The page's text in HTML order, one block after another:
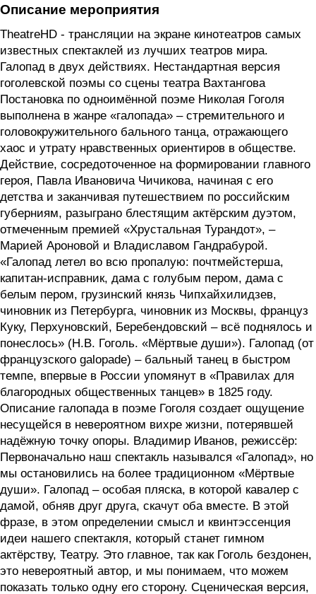
Описание мероприятия
TheatreHD - трансляции на экране кинотеатров самых
известных спектаклей из лучших театров мира.
Галопад в двух действиях. Нестандартная версия
гоголевской поэмы со сцены театра Вахтангова
Постановка по одноимённой поэме Николая Гоголя
выполнена в жанре «галопада» – стремительного и
головокружительного бального танца, отражающего
хаос и утрату нравственных ориентиров в обществе.
Действие, сосредоточенное на формировании главного
героя, Павла Ивановича Чичикова, начиная с его
детства и заканчивая путешествием по российским
губерниям, разыграно блестящим актёрским дуэтом,
отмеченным премией «Хрустальная Турандот», –
Марией Ароновой и Владиславом Гандрабурой.
«Галопад летел во всю пропалую: почтмейстерша,
капитан-исправник, дама с голубым пером, дама с
белым пером, грузинский князь Чипхайхилидзев,
чиновник из Петербурга, чиновник из Москвы, француз
Куку, Перхуновский, Беребендовский – всё поднялось и
понеслось» (Н.В. Гоголь. «Мёртвые души»). Галопад (от
французского galopade) – бальный танец в быстром
темпе, впервые в России упомянут в «Правилах для
благородных общественных танцев» в 1825 году.
Описание галопада в поэме Гоголя создает ощущение
несущейся в невероятном вихре жизни, потерявшей
надёжную точку опоры. Владимир Иванов, режиссёр:
Первоначально наш спектакль назывался «Галопад», но
мы остановились на более традиционном «Мёртвые
души». Галопад – особая пляска, в которой кавалер с
дамой, обняв друг друга, скачут оба вместе. В этой
фразе, в этом определении смысл и квинтэссенция
идеи нашего спектакля, который станет гимном
актёрству, Театру. Это главное, так как Гоголь бездонен,
это невероятный автор, и мы понимаем, что можем
показать только одну его сторону. Сценическая версия,